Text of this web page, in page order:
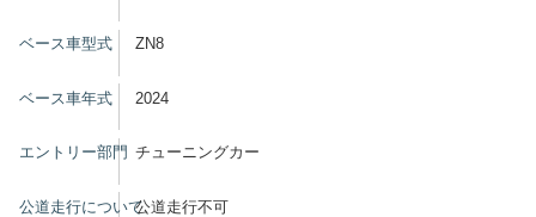
出展者・Exhibitor
ベース車型式 ZN8
ベース車年式 2024
エントリー部門 チューニングカー
公道走行について公道走行不可